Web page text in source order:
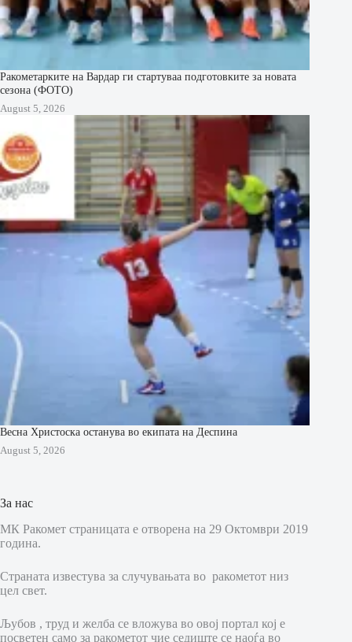
Ракометарките на Вардар ги стартуваа подготовките за новата
сезона (ФОТО)
August 5, 2026
Весна Христоска останува во екипата на Деспина
August 5, 2026
За нас
МК Ракомет страницата е отворена на 29 Октомври 2019
година.
Страната известува за случувањата во ракометот низ
цел свет.
Љубов , труд и желба се вложува во овој портал кој е
посветен само за ракометот чие седиште се наоѓа во